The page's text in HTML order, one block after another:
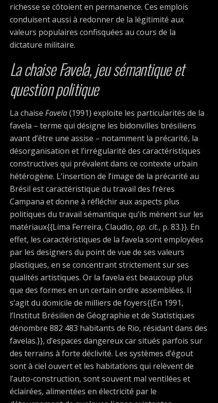
richesse se côtoient en permanence. Ces emplois
conduisent aussi à redonner de la légitimité aux
valeurs populaires confisquées au cours de la
dictature militaire.
La chaise Favela, jeu sémantique et
question politique
La chaise Favela(1991) exploite les particularités de la
favela – terme qui désigne les bidonvilles brésiliens
avant d’être une assise – notamment la précarité, la
désorganisation et l’irrégularité des caractéristiques
constructives qui prévalent dans ce contexte urbain
hétérogène. L’insertion de l’image de la précarité au
Brésil est caractéristique du travail des frères
Campana et donne à réfléchir aux aspects plus
politiques du travail sémantique qu’ils mènent sur les
matériaux{{Lima Ferreira, Claudio, op. cit., p. 83.}}. En
effet, les caractéristiques de la favela sont employées
par les designers du point de vue de ses valeurs
plastiques, en se concentrant strictement sur ses
qualités artistiques. Or la favela est beaucoup plus
que des formes en un certain ordre assemblées. Il
s’agit du domicile de milliers de foyers{{En 1991,
l’Institut Brésilien de Géographie et de Statistiques
dénombre 882 483 habitants de Rio, résidant dans des
favelas.}}, d’espaces dangereux car situés parfois sur
des terrains à forte déclivité. Les systèmes d’égout
sont à ciel ouvert et les habitations qui relèvent de
l’auto-construction, sont souvent mal ventilées et
éclairées, alimentées en électricité par le